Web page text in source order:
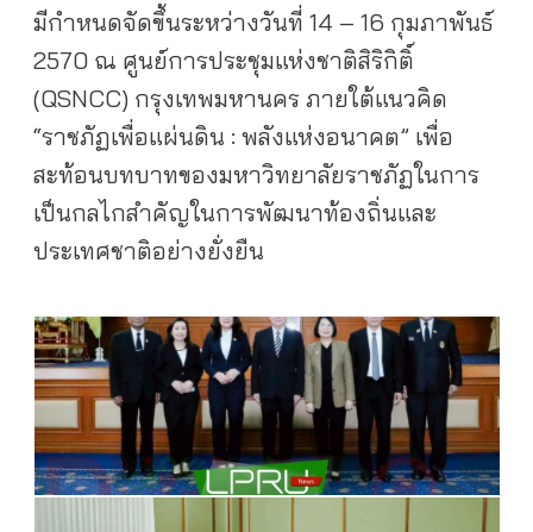
มีกำหนดจัดขึ้นระหว่างวันที่ 14 – 16 กุมภาพันธ์
2570 ณ ศูนย์การประชุมแห่งชาติสิริกิติ์
(QSNCC) กรุงเทพมหานคร ภายใต้แนวคิด
“ราชภัฏเพื่อแผ่นดิน : พลังแห่งอนาคต” เพื่อ
สะท้อนบทบาทของมหาวิทยาลัยราชภัฏในการ
เป็นกลไกสำคัญในการพัฒนาท้องถิ่นและ
ประเทศชาติอย่างยั่งยืน